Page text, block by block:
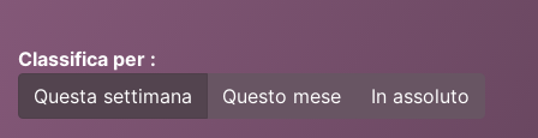
Classifica per :
Questa settimana
Questo mese In assoluto